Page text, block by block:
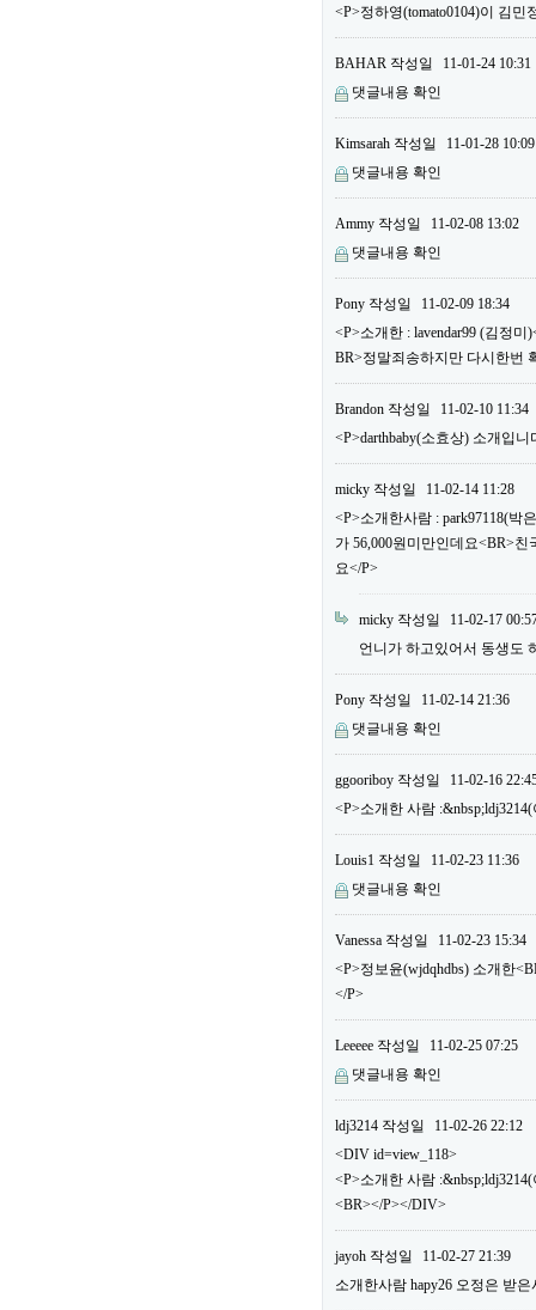
<P>정하영(tomato0104)이 김
BAHAR 작성일
11-01-24 10:31
댓글내용 확인
Kimsarah 작성일
11-01-28 10:09
댓글내용 확인
Ammy 작성일
11-02-08 13:02
댓글내용 확인
Pony 작성일
11-02-09 18:34
<P>소개한 : lavendar99 (김정
BR>정말죄송하지만 다시한번
Brandon 작성일
11-02-10 11:34
<P>darthbaby(소효상) 소개입니
micky 작성일
11-02-14 11:28
<P>소개한사람 : park97118(박
가 56,000원미만인데요<BR>
요</P>
micky 작성일
11-02-17
언니가 하고있어서 동생도
Pony 작성일
11-02-14 21:36
댓글내용 확인
ggooriboy 작성일
11-02-16
<P>소개한 사람
Louis1 작성일
11-02-23 11:36
댓글내용 확인
Vanessa 작성일
11-02-23 15:34
<P>정보윤(wjdqhdbs) 소개한
</P>
Leeeee 작성일
11-02-25 07:25
댓글내용 확인
ldj3214 작성일
11-02-26 22:12
<DIV id=view_118>
<P>소개한 사람
<BR></P></DIV>
jayoh 작성일
11-02-27 21:39
소개한사람 hapy26 오정은 받